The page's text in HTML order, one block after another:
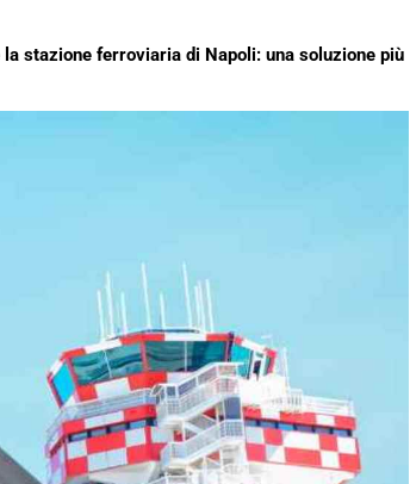
stazione ferroviaria di Napoli: una soluzione più